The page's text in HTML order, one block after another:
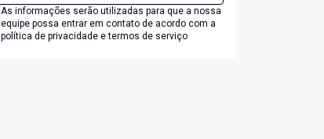
As informações serão utilizadas para que a nossa
equipe possa entrar em contato de acordo com a
política de privacidade e termos de serviço